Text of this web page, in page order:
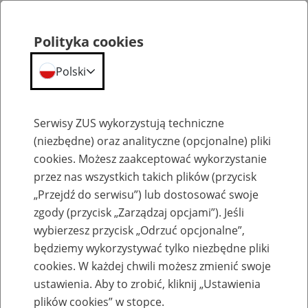
Aktualności
czerwca
2014
Polityka cookies
Polski
Serwisy ZUS wykorzystują techniczne
(niezbędne) oraz analityczne (opcjonalne) pliki
cookies. Możesz zaakceptować wykorzystanie
przez nas wszystkich takich plików (przycisk
„Przejdź do serwisu”) lub dostosować swoje
zgody (przycisk „Zarządzaj opcjami”). Jeśli
wybierzesz przycisk „Odrzuć opcjonalne”,
będziemy wykorzystywać tylko niezbędne pliki
cookies. W każdej chwili możesz zmienić swoje
ustawienia. Aby to zrobić, kliknij „Ustawienia
plików cookies” w stopce.